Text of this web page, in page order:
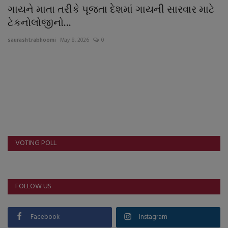
About Author
ગુજરાત
Support US
બજારના સમાચાર
ગાયને માતા તરીકે પૂજતા દેશમાં ગાયની સારવાર માટે
ટેકનોલોજીનો...
saurashtrabhoomi May 8, 2026 0
VOTING POLL
FOLLOW US
Facebook Instagram